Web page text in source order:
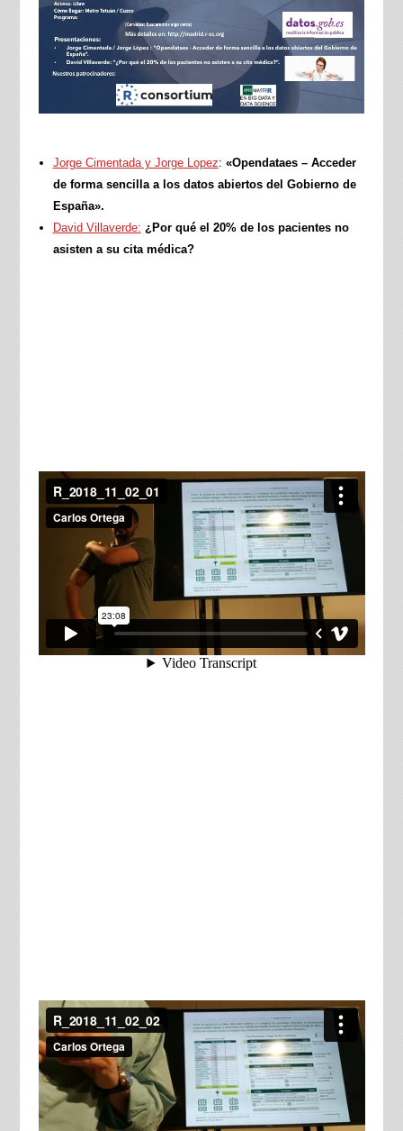
Jorge Cimentada y Jorge Lopez: «Opendataes – Acceder
de forma sencilla a los datos abiertos del Gobierno de
España».
David Villaverde: ¿Por qué el 20% de los pacientes no
asisten a su cita médica?